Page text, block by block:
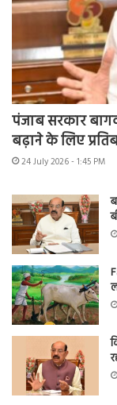
पंजाब सरकार
बढ़ाने के लिए
24 July 2026 - 1:45 PM